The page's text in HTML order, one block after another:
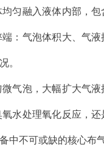
匀融入液体内部，
：气泡体积大、气
。
气泡，大幅扩大气
水处理氧化反应，
中不可或缺的核心布